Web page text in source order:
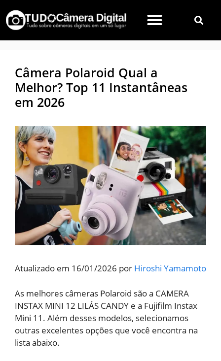
Câmera Polaroid Qual a
Melhor? Top 11 Instantâneas
em 2026
Atualizado em 16/01/2026 por Hiroshi Yamamoto
As melhores câmeras Polaroid são a CAMERA
INSTAX MINI 12 LILÁS CANDY e a Fujifilm Instax
Mini 11. Além desses modelos, selecionamos
outras excelentes opções que você encontra na
lista abaixo.